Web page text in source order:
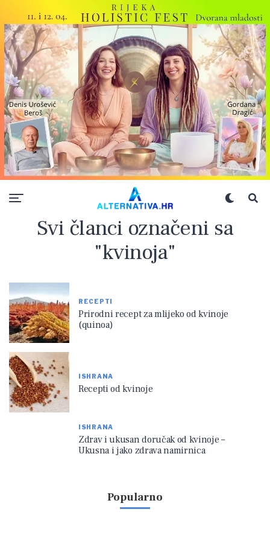
Svi članci označeni sa
"kvinoja"
RECEPTI
Prirodni recept za mlijeko od kvinoje
(quinoa)
ISHRANA
Recepti od kvinoje
ISHRANA
Zdrav i ukusan doručak od kvinoje –
Ukusna i jako zdrava namirnica
Popularno